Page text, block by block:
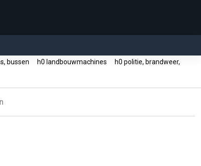
bussen h0 landbouwmachines
h0 politie, brandweer,